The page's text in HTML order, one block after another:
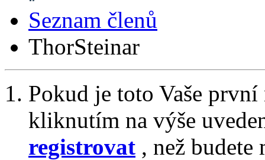
Seznam členů
ThorSteinar
Pokud je toto Vaše
kliknutím na výše
registrovat , než